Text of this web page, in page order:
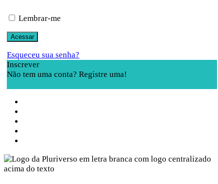
Lembrar-me
Esqueceu sua senha?
Inscrever
Não tem uma conta? Registre uma!